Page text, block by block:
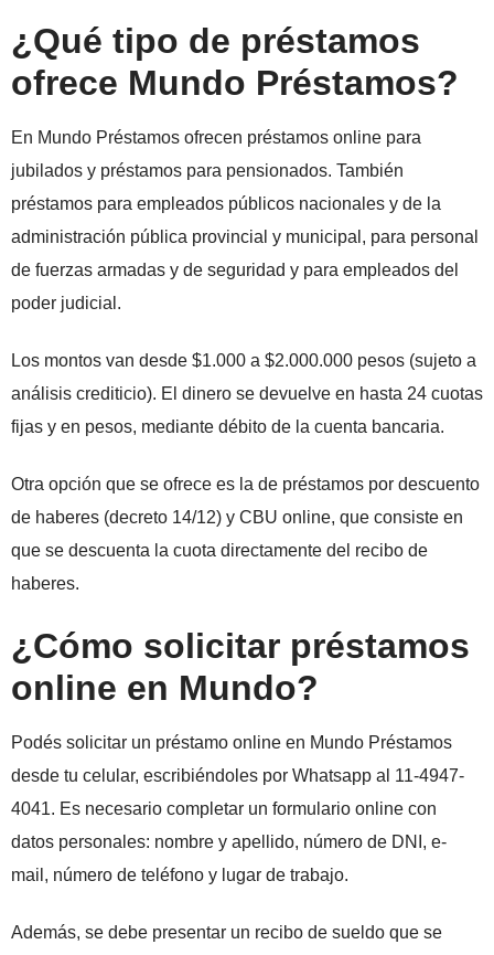
¿Qué tipo de préstamos
ofrece Mundo Préstamos?
En Mundo Préstamos ofrecen préstamos online para
jubilados y préstamos para pensionados. También
préstamos para empleados públicos nacionales y de la
administración pública provincial y municipal, para personal
de fuerzas armadas y de seguridad y para empleados del
poder judicial.
Los montos van desde $1.000 a $2.000.000 pesos (sujeto a
análisis crediticio). El dinero se devuelve en hasta 24 cuotas
fijas y en pesos, mediante débito de la cuenta bancaria.
Otra opción que se ofrece es la de préstamos por descuento
de haberes (decreto 14/12) y CBU online, que consiste en
que se descuenta la cuota directamente del recibo de
haberes.
¿Cómo solicitar préstamos
online en Mundo?
Podés solicitar un préstamo online en Mundo Préstamos
desde tu celular, escribiéndoles por Whatsapp al 11-4947-
4041. Es necesario completar un formulario online con
datos personales: nombre y apellido, número de DNI, e-
mail, número de teléfono y lugar de trabajo.
Además, se debe presentar un recibo de sueldo que se